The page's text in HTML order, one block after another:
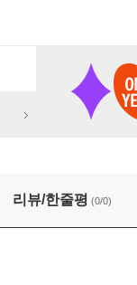
리뷰/한줄평 (0/0)